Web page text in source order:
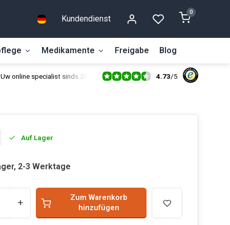
Kundendienst
0
Medikamente Freigabe Blog
Uw online specialist sinds 2014 4.73/5
Auf Lager
2-3 Werktage
+
Zum Warenkorb
hinzufügen